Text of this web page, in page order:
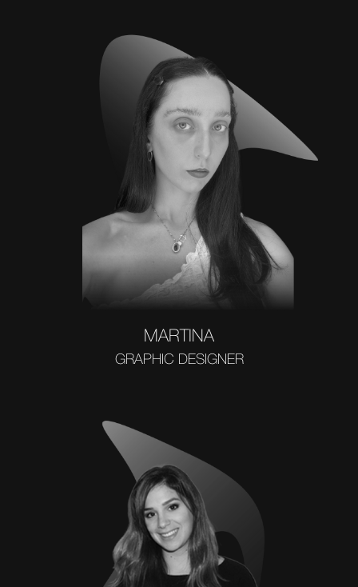
MARTINA
GRAPHIC DESIGNER